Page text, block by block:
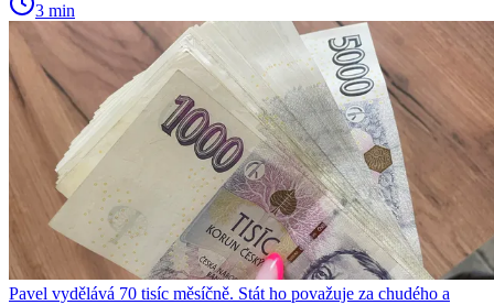
3 min
Pavel vydělává 70 tisíc měsíčně. Stát ho považuje za chudého a